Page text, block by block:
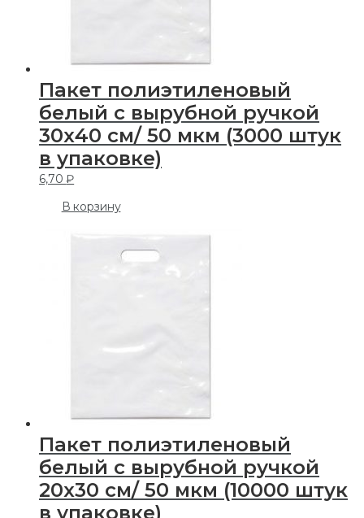
Пакет полиэтиленовый
белый с вырубной ручкой
30х40 см/ 50 мкм (3000 штук
в упаковке)
6,70₽
В корзину
Пакет полиэтиленовый
белый с вырубной ручкой
20х30 см/ 50 мкм (10000 штук
в упаковке)